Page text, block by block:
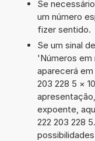
Se
um número
fizer sentido.
Se um sinal
'Números
aparecerá
203 228 5 × 10
expoente,
222 203 228